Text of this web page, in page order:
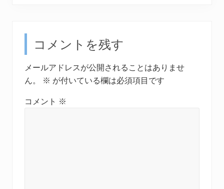
Reader
Interactions
コメントを残す
メールアドレスが公開されることはありませ
ん。
※ が付いている欄は必須項目です
コメント ※